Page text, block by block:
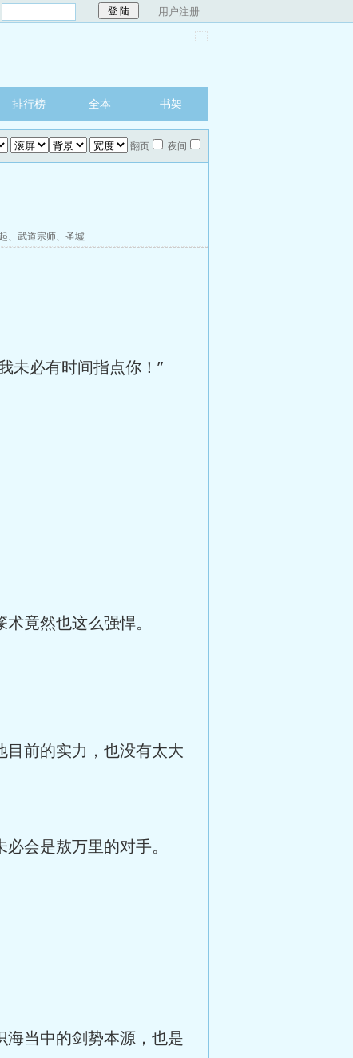
用户注册
排行榜 全本 书架
翻页 夜间
、 武道宗师、 圣墟
未必有时间指点你！”
竟然也这么强悍。
前的实力，也没有太大
会是敖万里的对手。
当中的剑势本源，也是